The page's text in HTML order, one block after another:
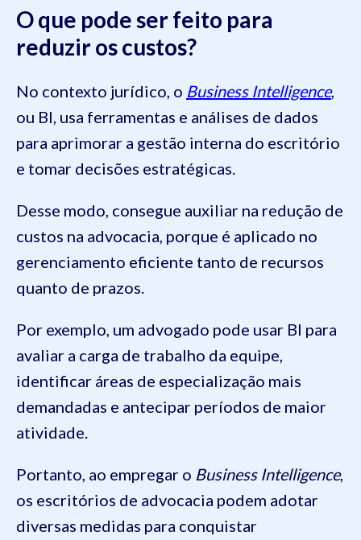
O que pode ser feito para
reduzir os custos?
No contexto jurídico, o Business Intelligence,
ou BI, usa ferramentas e análises de dados
para aprimorar a gestão interna do escritório
e tomar decisões estratégicas.
Desse modo, consegue auxiliar na redução de
custos na advocacia, porque é aplicado no
gerenciamento eficiente tanto de recursos
quanto de prazos.
Por exemplo, um advogado pode usar BI para
avaliar a carga de trabalho da equipe,
identificar áreas de especialização mais
demandadas e antecipar períodos de maior
atividade.
Portanto, ao empregar o Business Intelligence,
os escritórios de advocacia podem adotar
diversas medidas para conquistar